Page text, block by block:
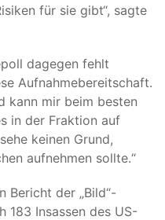
für sie gibt“, sagte
dagegen fehlt
Aufnahmebereitschaft.
kann mir beim besten
in der Fraktion auf
keinen Grund,
aufnehmen sollte.“
Bericht der „Bild“-
183 Insassen des US-